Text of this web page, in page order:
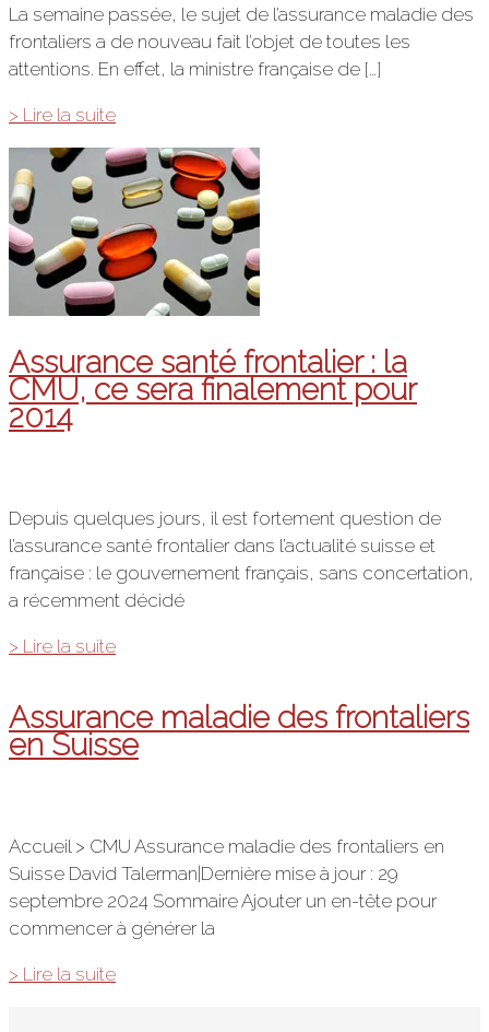
La semaine passée, le sujet de l’assurance maladie des
frontaliers a de nouveau fait l’objet de toutes les
attentions. En effet, la ministre française de […]
Les
français
libérés
de
la
LAMal
la
CMU
> Lire la suite
Assurance santé frontalier : la
CMU, ce sera finalement pour
2014
Depuis quelques jours, il est fortement question de
l’assurance santé frontalier dans l’actualité suisse et
française : le gouvernement français, sans concertation,
a récemment décidé
Assurance
frontalier
:
la
sera
finalement
pour
2014
> Lire la suite
Assurance maladie des frontaliers
en Suisse
Accueil > CMU Assurance maladie des frontaliers en
Suisse David Talerman|Dernière mise à jour : 29
septembre 2024 Sommaire Ajouter un en-tête pour
commencer à générer la
Assurance
> Lire la suite